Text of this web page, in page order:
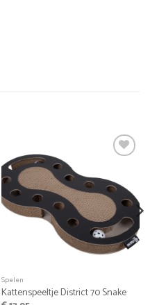
Spelen
Kattenspeeltje District 70 Snake